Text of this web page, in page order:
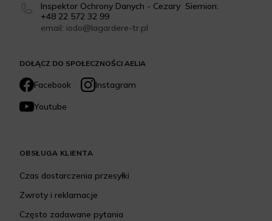
DOŁĄCZ DO SPOŁECZNOŚCI AELIA
Facebook
Instagram
Youtube
Inspektor Ochrony Danych - Cezary Siemion:
+48 22 572 32 99
email: iodo@lagardere-tr.pl
OBSŁUGA KLIENTA
Czas dostarczenia przesyłki
Zwroty i reklamacje
Często zadawane pytania